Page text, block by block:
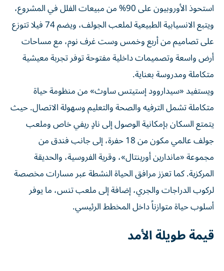
استحوذ الأوروبيون على 90% من مبيعات الفلل في المشروع،
ويتبع الانسيابية الطبيعية لملعب الجولف، ويضم 74 فيلا تتوزع
على تصاميم من أربع وخمس وست غرف نوم، مع مساحات
أرض واسعة وتصميمات داخلية مفتوحة توفر تجربة معيشية
متكاملة ومدروسة بعناية.
ويستفيد «سيداروود إستيتس ساوث» من منظومة حياة
متكاملة تشمل الترفيه والصحة والتعليم وسهولة الاتصال. حيث
يتمتع السكان بإمكانية الوصول إلى نادٍ ريفي خاص وملعب
جولف عالمي مكون من 18 حفرة، إلى جانب فندق من
مجموعة «ماندارين أورينتال»، وقرية الفروسية، والحديقة
المركزية. كما تعزز مرافق الحياة النشطة عبر مسارات مخصصة
لركوب الدراجات والجري، إضافة إلى ملعب تنس، ما يوفر
أسلوب حياة متوازناً داخل المخطط الرئيسي.
قيمة طويلة الأمد